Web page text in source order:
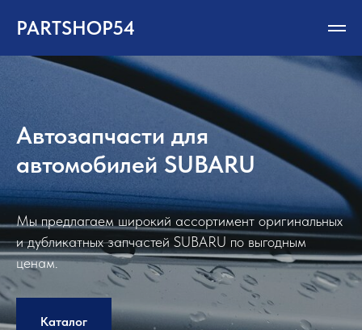
PARTSHOP54
Автозапчасти для
автомобилей SUBARU
Мы предлагаем широкий ассортимент оригинальных
и дубликатных запчастей SUBARU по выгодным
ценам.
Каталог